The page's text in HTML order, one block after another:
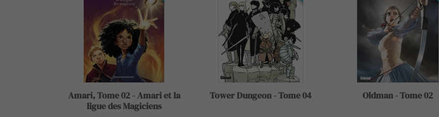
Amari, Tome 02 - Amari et la
ligue des Magiciens
Tower Dungeon - Tome 04 Oldman - Tome 02